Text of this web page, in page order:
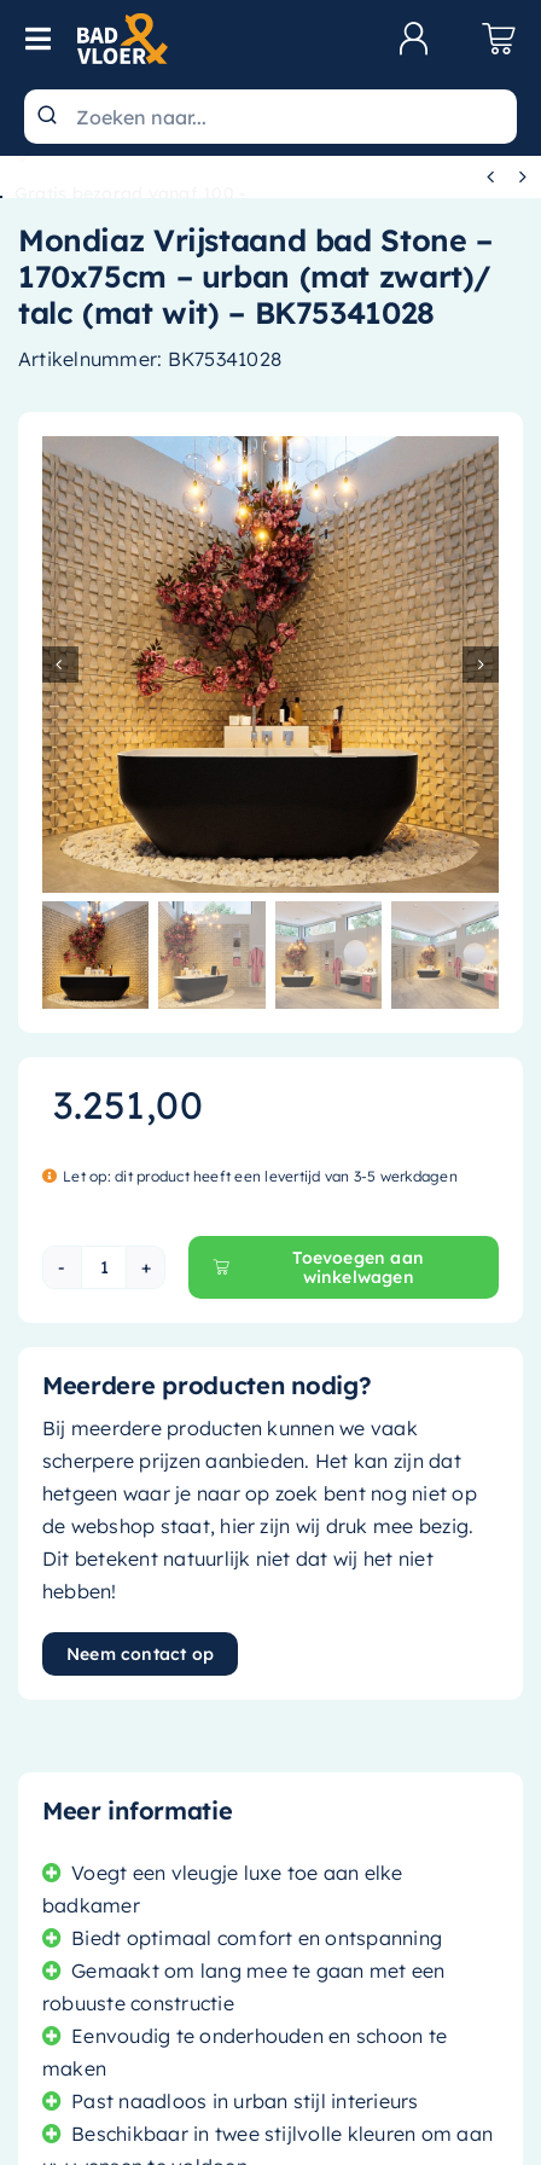
Skip to content
Toggle Navigation
Wastafels
Spiegels
Kranen
Douche
Baden
Radiatoren
Accessoires
Installatiemateriaal
Klimaatbeheersing
PVC
Tegels
 
Mondiaz Vrijstaand bad Stone –
170x75cm – urban (mat zwart)/
talc (mat wit) – BK75341028
Artikelnummer: BK75341028
3.251,00
Let op: dit product heeft een levertijd van 3-5 werkdagen
Mondiaz Vrijstaand bad Stone - 170x75cm -
Toevoegen aan
winkelwagen
Meerdere producten nodig?
Bij meerdere producten kunnen we vaak
scherpere prijzen aanbieden. Het kan zijn dat
hetgeen waar je naar op zoek bent nog niet op
de webshop staat, hier zijn wij druk mee bezig.
Dit betekent natuurlijk niet dat wij het niet
hebben!
Neem contact op
Meer informatie
Voegt een vleugje luxe toe aan elke
badkamer
Biedt optimaal comfort en ontspanning
Gemaakt om lang mee te gaan met een
robuuste constructie
Eenvoudig te onderhouden en schoon te
maken
Past naadloos in urban stijl interieurs
Beschikbaar in twee stijlvolle kleuren om aan